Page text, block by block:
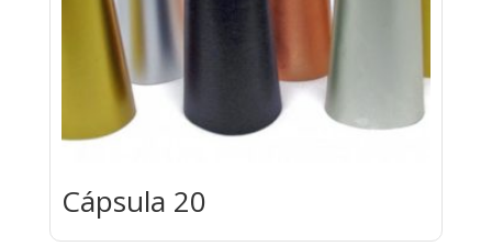
Cápsula 20